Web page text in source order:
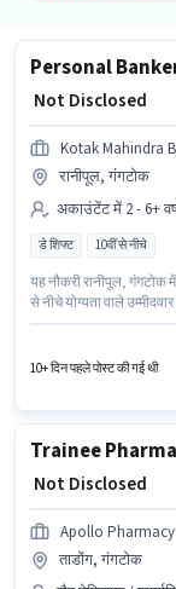
₹ Not Disclosed
Kotak Mahindra
रानीपूल, गंगटोक
अकाउंटेंट में 2 - 6+
डे शिफ्ट 10वीं से नीचे
यह नौकरी रानीपूल, गंगटोक
से नीचे योग्यता वाले
Personal Banker -
10+ दिन पहले पोस्ट की गई थी
Trainee
₹ Not Disclosed
Apollo Pharmacy
ताडोंग, गंगटोक